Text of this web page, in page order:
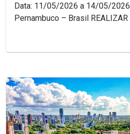
Data: 11/05/2026 a 14/05/2026 Local: Recife,